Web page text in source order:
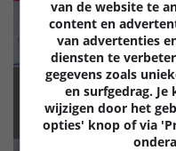
van de website te
content en
van advertenties
diensten te
gegevens zoals
en surfgedrag.
wijzigen door het
opties' knop of via